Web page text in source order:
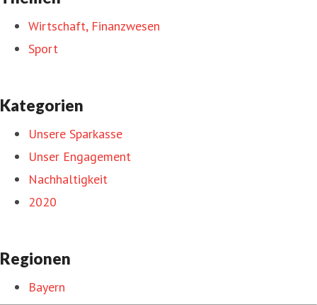
Wirtschaft, Finanzwesen
Sport
Kategorien
Unsere Sparkasse
Unser Engagement
Nachhaltigkeit
2020
Regionen
Bayern